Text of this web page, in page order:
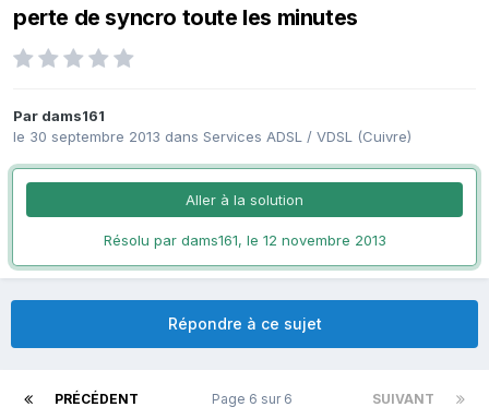
perte de syncro toute les minutes
Par dams161
le 30 septembre 2013 dans Services ADSL / VDSL (Cuivre)
Aller à la solution
Résolu par dams161, le 12 novembre 2013
Répondre à ce sujet
PRÉCÉDENT SUIVANT
Page 6 sur 6